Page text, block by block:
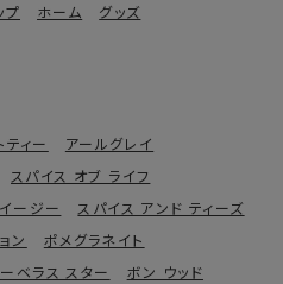
プ ホーム
グッズ
ティー
アールグレイ
スパイス オブ ライフ
ージー
スパイス アンド ティーズ
ン
ポメグラネイト
ベラス スター
ボン ウッド